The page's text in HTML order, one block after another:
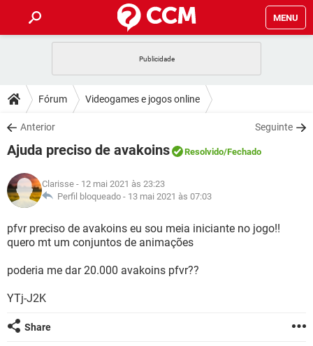
MENU
CELULAR FACEBOOK
OUTLOOK
INSTAGRAM GMAIL
GUIA DE COMPRAS
DICAS
JOGOS WHATSAPP
INSTAGRAM
GUIA DE COMPRAS
DOWNLOADS
JOGOS WHATSAPP
CELULAR
OUTLOOK EXCEL
INSTAGRAM GMAIL
GUIA DE COMPRAS
FÓRUM
JOGOS
CELULAR
OUTLOOK EXCEL
GLOSSÁRIO
JOGOS WHATSAPP
CELULAR FACEBOOK
OUTLOOK EXCEL
INSTAGRAM
GUIA DE COMPRAS
Fórum Videogames e jogos online
Anterior Seguinte
Ajuda preciso de avakoins Resolvido/Fechado
Clarisse - 12 mai 2021 às 23:23
Perfil bloqueado - 13 mai 2021 às 07:03
pfvr preciso de avakoins eu sou meia iniciante no jogo!!
quero mt um conjuntos de animações
poderia me dar 20.000 avakoins pfvr??
YTj-J2K
Share